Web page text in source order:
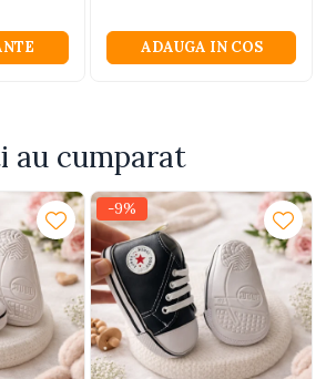
ADAUGA IN COS
au cumparat
-9%